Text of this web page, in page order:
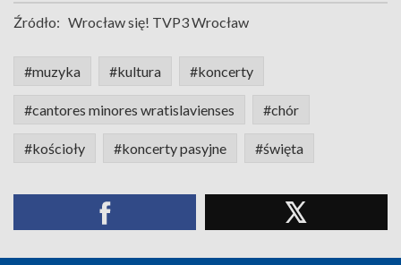
Źródło: Wrocław się! TVP3 Wrocław
#muzyka #kultura #koncerty
#cantores minores wratislavienses #chór
#kościoły #koncerty pasyjne #święta